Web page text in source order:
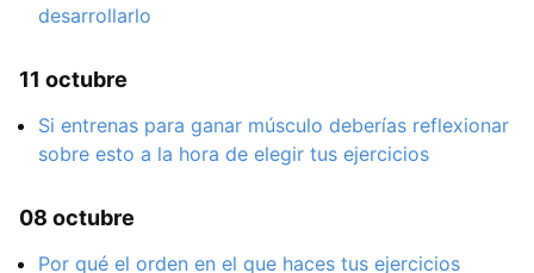
desarrollarlo
11 octubre
Si entrenas para ganar músculo deberías reflexionar
sobre esto a la hora de elegir tus ejercicios
08 octubre
Por qué el orden en el que haces tus ejercicios